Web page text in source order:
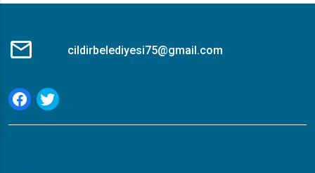
cildirbelediyesi75@gmail.com